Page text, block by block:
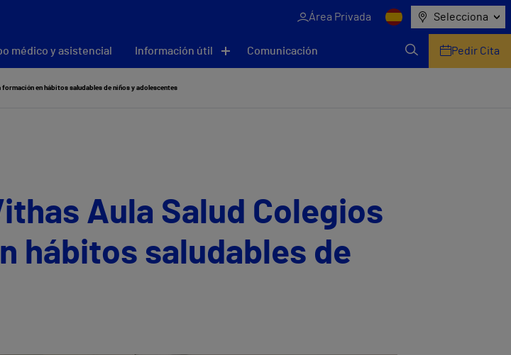
Área Privada Selecciona
médico y asistencial Información útil Comunicación Pedir Cita
en hábitos saludables de niños y adolescentes
Aula Salud Colegios
hábitos saludables de